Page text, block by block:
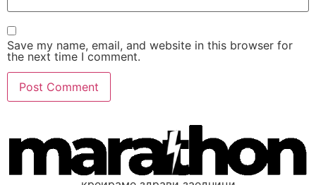
Save my name, email, and website in this browser for
the next time I comment.